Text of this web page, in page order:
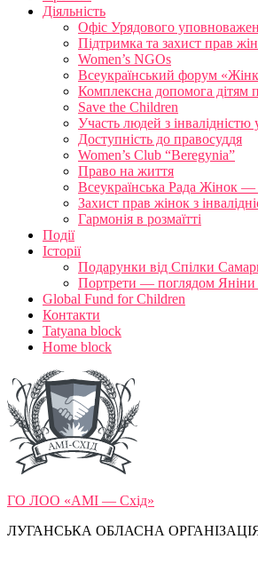
Діяльність
Офіс Урядового
Підтримка та захист прав
Women’s NGOs
Всеукраїнський форум
Комплексна допомога дітям
Save the Children
Участь людей з інвалідністю
Доступність до правосуддя
Women’s Club “Beregynia”
Право на життя
Всеукраїнська Рада Жінок
Захист прав жінок з
Гармонія в розмаїтті
Події
Історії
Подарунки від Спілки
Портрети — поглядом Яніни
Global Fund for Children
Контакти
Tatyana block
Home block
ГО ЛОО «АМІ — Схід»
ЛУГАНСЬКА ОБЛАСНА